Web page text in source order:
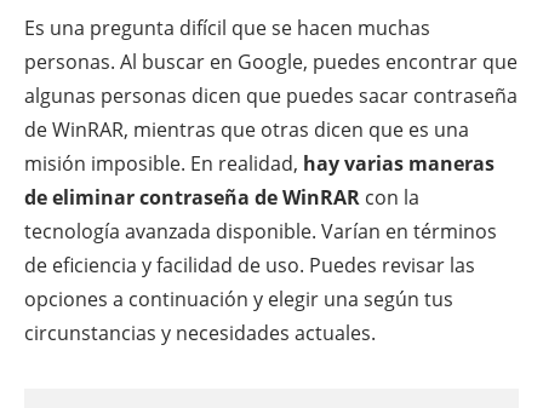
Es una pregunta difícil que se hacen muchas
personas. Al buscar en Google, puedes encontrar que
algunas personas dicen que puedes sacar contraseña
de WinRAR, mientras que otras dicen que es una
misión imposible. En realidad, hay varias maneras
de eliminar contraseña de WinRAR con la
tecnología avanzada disponible. Varían en términos
de eficiencia y facilidad de uso. Puedes revisar las
opciones a continuación y elegir una según tus
circunstancias y necesidades actuales.